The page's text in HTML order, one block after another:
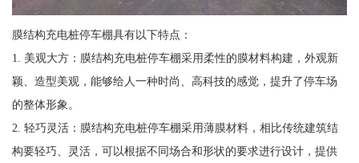
膜结构充电桩停车棚具有以下特点：
1. 美观大方：膜结构充电桩停车棚采用柔性的膜材料构建，外观新
颖、造型美观，能够给人一种时尚、高科技的感觉，提升了停车场
的整体形象。
2. 轻巧灵活：膜结构充电桩停车棚采用薄膜材料，相比传统建筑结
构要轻巧、灵活，可以根据不同场合和形状的要求进行设计，提供